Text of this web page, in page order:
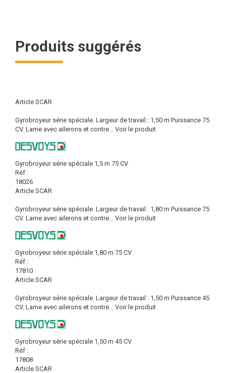
Produits suggérés
Article SCAR
Gyrobroyeur série spéciale. Largeur de travail : 1,50 m Puissance 75
CV. Lame avec ailerons et contre... Voir le produit
Gyrobroyeur série spéciale 1,5 m 75 CV
Réf :
18026
Article SCAR
Gyrobroyeur série spéciale. Largeur de travail : 1,80 m Puissance 75
CV. Lame avec ailerons et contre... Voir le produit
Gyrobroyeur série spéciale 1,80 m 75 CV
Réf :
17810
Article SCAR
Gyrobroyeur série spéciale. Largeur de travail : 1,50 m Puissance 45
CV. Lame avec ailerons et contre... Voir le produit
Gyrobroyeur série spéciale 1,50 m 45 CV
Réf :
17808
Article SCAR